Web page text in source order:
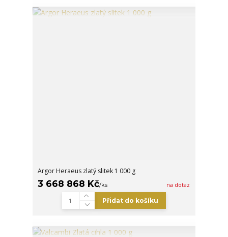
Argor Heraeus zlatý slitek 1 000 g
3 668 868 Kč/ks na dotaz
Přidat do košíku